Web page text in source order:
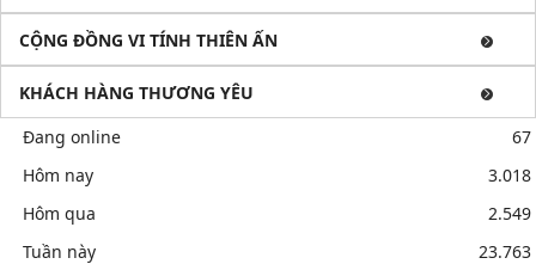
CỘNG ĐỒNG VI TÍNH THIÊN ẤN
KHÁCH HÀNG THƯƠNG YÊU
Đang online
67
Hôm nay
3.018
Hôm qua
2.549
Tuần này
23.763